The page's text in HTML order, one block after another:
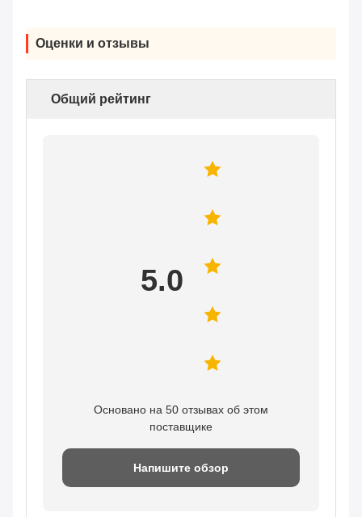
Оценки и отзывы
Общий рейтинг
5.0
Основано на 50 отзывах об этом
поставщике
Напишите обзор